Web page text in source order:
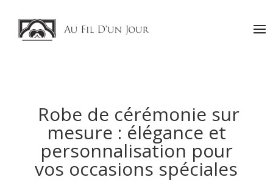
Robe de cérémonie sur
mesure : élégance et
personnalisation pour
vos occasions spéciales